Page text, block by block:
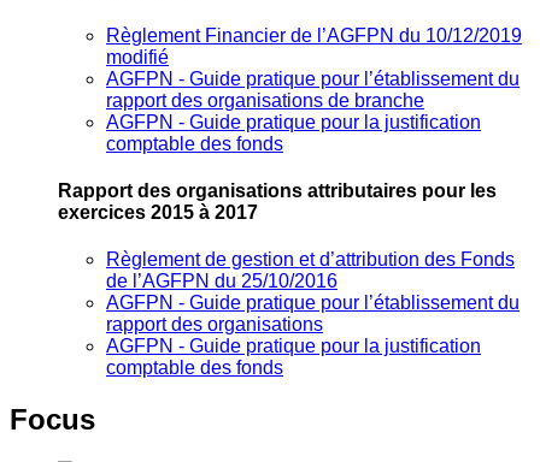
Règlement Financier de l’AGFPN du 10/12/2019
modifié
AGFPN ‐ Guide pratique pour l’établissement du
rapport des organisations de branche
AGFPN ‐ Guide pratique pour la justification
comptable des fonds
Rapport des organisations attributaires pour les
exercices 2015 à 2017
Règlement de gestion et d’attribution des Fonds
de l’AGFPN du 25/10/2016
AGFPN ‐ Guide pratique pour l’établissement du
rapport des organisations
AGFPN ‐ Guide pratique pour la justification
comptable des fonds
Focus